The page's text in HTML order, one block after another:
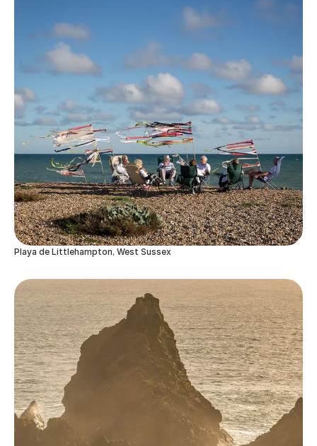
Playa de Littlehampton, West Sussex